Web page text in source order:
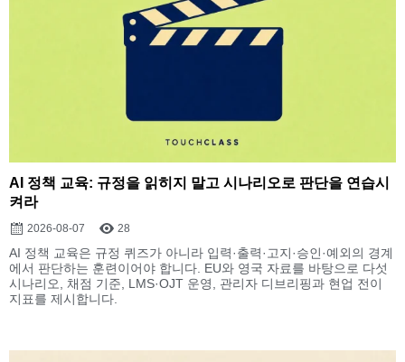
AI 정책 교육: 규정을 읽히지 말고 시나리오로 판단을 연습시
켜라
2026-08-07 28
AI 정책 교육은 규정 퀴즈가 아니라 입력·출력·고지·승인·예외의 경계
에서 판단하는 훈련이어야 합니다. EU와 영국 자료를 바탕으로 다섯
시나리오, 채점 기준, LMS·OJT 운영, 관리자 디브리핑과 현업 전이
지표를 제시합니다.